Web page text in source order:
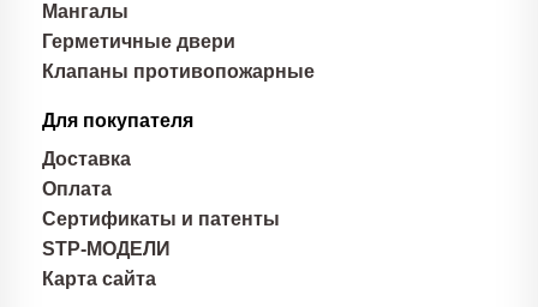
Мангалы
Герметичные двери
Клапаны противопожарные
Для покупателя
Доставка
Оплата
Сертификаты и патенты
STP-МОДЕЛИ
Карта сайта